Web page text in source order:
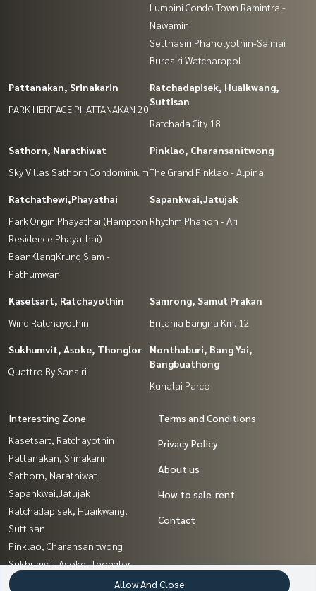
Lumpini Condo Town Ramintra -
Nawamin
Setthasiri Phaholyothin-Saimai
Burasiri Watcharapol
Pattanakan, Srinakarin
PARK HERITAGE PHATTANAKAN 20
Ratchadapisek, Huaikwang,
Suttisan
Ratchada City 18
Sathorn, Narathiwat
Sky Villas Sathorn Condominium
Pinklao, Charansanitwong
The Grand Pinklao - Alpina
Ratchathewi,Phayathai
Park Origin Phayathai (Hampton
Residence Phayathai)
BaanKlangKrung Siam -
Pathumwan
Sapankwai,Jatujak
Rhythm Phahon - Ari
Kasetsart, Ratchayothin
Wind Ratchayothin
Samrong, Samut Prakan
Britania Bangna Km. 12
Sukhumvit, Asoke, Thonglor
Quattro By Sansiri
Nonthaburi, Bang Yai,
Bangbuathong
Kunalai Parco
Interesting Zone
Kasetsart, Ratchayothin
Pattanakan, Srinakarin
Sathorn, Narathiwat
Sapankwai,Jatujak
Ratchadapisek, Huaikwang,
Suttisan
Pinklao, Charansanitwong
Sukhumvit, Asoke, Thonglor
Samrong, Samut Prakan
Terms and Conditions
Privacy Policy
About us
How to sale-rent
Contact
Allow And Close